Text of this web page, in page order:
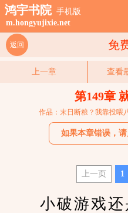
鸿宇书院 手机版
m.hongyujixie.net
免
返回
上一章 查看
第149章
作品：末日断粮？我靠投喂
如果本章错误，
上一页 1
小破游戏还